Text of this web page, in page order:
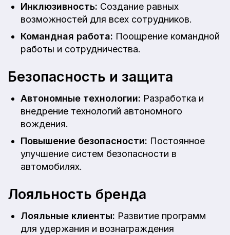
Инклюзивность: Создание равных
возможностей для всех сотрудников.
Командная работа: Поощрение командной
работы и сотрудничества.
Безопасность и защита
Автономные технологии: Разработка и
внедрение технологий автономного
вождения.
Повышение безопасности: Постоянное
улучшение систем безопасности в
автомобилях.
Лояльность бренда
Лояльные клиенты: Развитие программ
для удержания и вознаграждения